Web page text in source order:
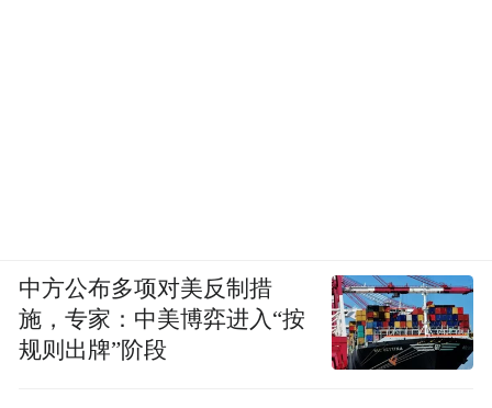
中方公布多项对美反制措
施，专家：中美博弈进入“按
规则出牌”阶段